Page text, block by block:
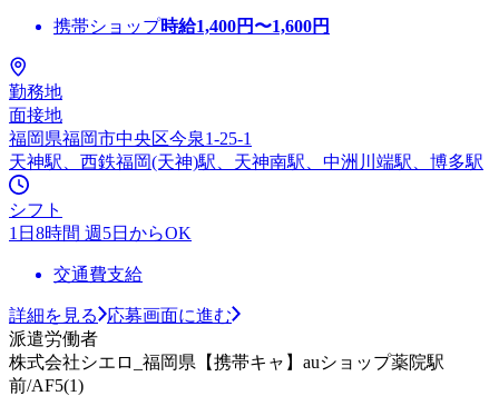
携帯ショップ時給1,400円〜1,600円
勤務地
面接地
福岡県福岡市中央区今泉1-25-1
天神駅、西鉄福岡(天神)駅、天神南駅、中洲川端駅、博多駅
シフト
1日8時間 週5日からOK
交通費支給
詳細を見る
応募画面に進む
派遣労働者
株式会社シエロ_福岡県【携帯キャ】auショップ薬院駅
前/AF5(1)